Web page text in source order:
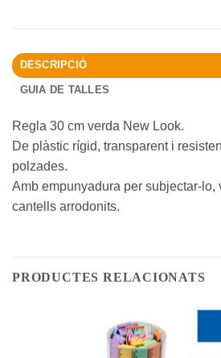
DESCRIPCIÓ
GUIA DE TALLES
Regla 30 cm verda New Look.
De plàstic rígid, transparent i
polzades.
Amb empunyadura per subjectar-lo,
cantells arrodonits.
PRODUCTES RELACIONATS